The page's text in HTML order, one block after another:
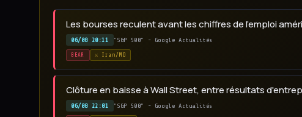
Les bourses reculent avant les chiffres de l'emploi
06/08 20:11 "S&P 500" - Google Actualités
BEAR ⚔️ Iran/MO
Clôture en baisse à Wall Street, entre résultats
06/08 22:01 "S&P 500" - Google Actualités